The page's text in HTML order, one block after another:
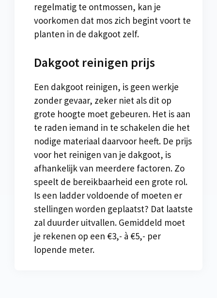
regelmatig te ontmossen, kan je
voorkomen dat mos zich begint voort te
planten in de dakgoot zelf.
Dakgoot reinigen prijs
Een dakgoot reinigen, is geen werkje
zonder gevaar, zeker niet als dit op
grote hoogte moet gebeuren. Het is aan
te raden iemand in te schakelen die het
nodige materiaal daarvoor heeft. De prijs
voor het reinigen van je dakgoot, is
afhankelijk van meerdere factoren. Zo
speelt de bereikbaarheid een grote rol.
Is een ladder voldoende of moeten er
stellingen worden geplaatst? Dat laatste
zal duurder uitvallen. Gemiddeld moet
je rekenen op een €3,- à €5,- per
lopende meter.